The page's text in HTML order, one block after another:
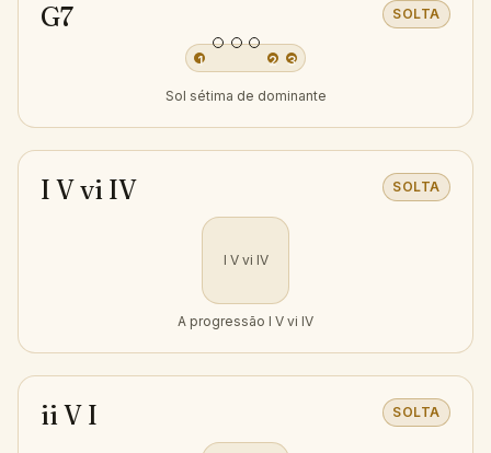
G7 SOLTA
3
2
1
Sol sétima de dominante
I V vi IV SOLTA
I V vi IV
A progressão I V vi IV
ii V I SOLTA